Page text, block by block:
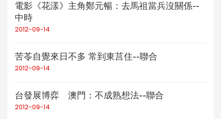
電影《花漾》主角鄭元暢：去馬祖當兵沒關係--
中時
2012-09-14
苦苓自覺來日不多 常到東莒住--聯合
2012-09-14
台發展博弈 澳門：不成熟想法--聯合
2012-09-14